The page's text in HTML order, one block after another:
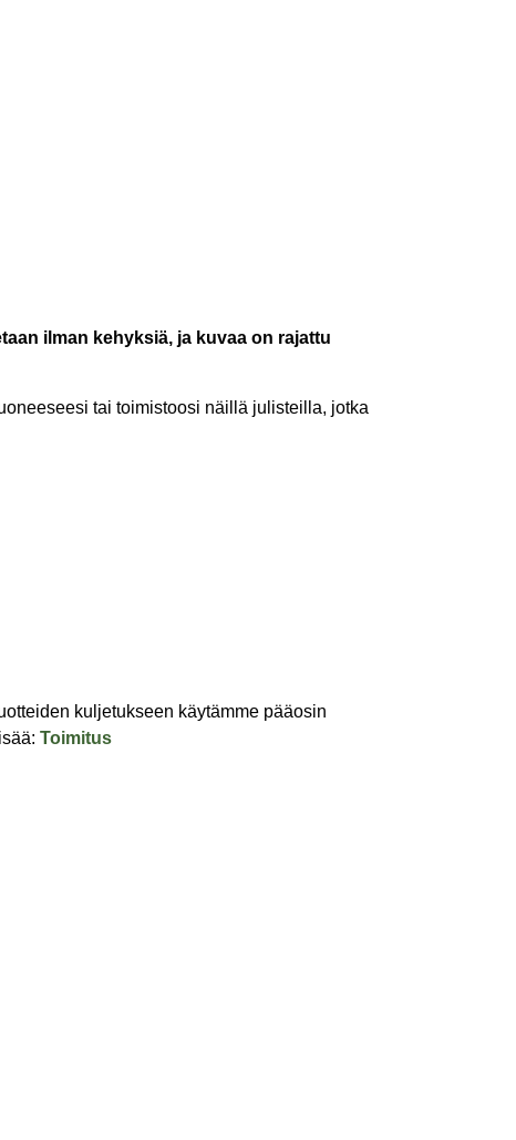
ilman kehyksiä, ja kuvaa on rajattu
tai toimistoosi näillä julisteilla, jotka
kuljetukseen käytämme pääosin
Toimitus